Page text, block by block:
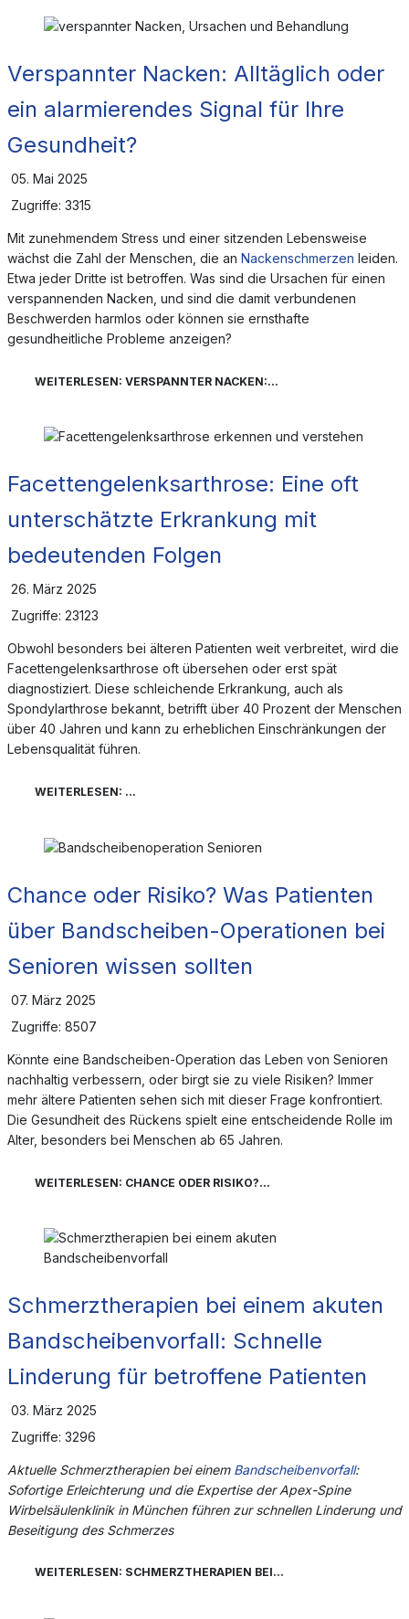
Verspannter Nacken: Alltäglich oder
ein alarmierendes Signal für Ihre
Gesundheit?
05. Mai 2025
Zugriffe: 3315
Mit zunehmendem Stress und einer sitzenden Lebensweise
wächst die Zahl der Menschen, die an Nackenschmerzen leiden.
Etwa jeder Dritte ist betroffen. Was sind die Ursachen für einen
verspannenden Nacken, und sind die damit verbundenen
Beschwerden harmlos oder können sie ernsthafte
gesundheitliche Probleme anzeigen?
WEITERLESEN: VERSPANNTER NACKEN:...
Facettengelenksarthrose: Eine oft
unterschätzte Erkrankung mit
bedeutenden Folgen
26. März 2025
Zugriffe: 23123
Obwohl besonders bei älteren Patienten weit verbreitet, wird die
Facettengelenksarthrose oft übersehen oder erst spät
diagnostiziert. Diese schleichende Erkrankung, auch als
Spondylarthrose bekannt, betrifft über 40 Prozent der Menschen
über 40 Jahren und kann zu erheblichen Einschränkungen der
Lebensqualität führen.
WEITERLESEN: ...
Chance oder Risiko? Was Patienten
über Bandscheiben-Operationen bei
Senioren wissen sollten
07. März 2025
Zugriffe: 8507
Könnte eine Bandscheiben-Operation das Leben von Senioren
nachhaltig verbessern, oder birgt sie zu viele Risiken? Immer
mehr ältere Patienten sehen sich mit dieser Frage konfrontiert.
Die Gesundheit des Rückens spielt eine entscheidende Rolle im
Alter, besonders bei Menschen ab 65 Jahren.
WEITERLESEN: CHANCE ODER RISIKO?...
Schmerztherapien bei einem akuten
Bandscheibenvorfall: Schnelle
Linderung für betroffene Patienten
03. März 2025
Zugriffe: 3296
Aktuelle Schmerztherapien bei einem Bandscheibenvorfall:
Sofortige Erleichterung und die Expertise der Apex-Spine
Wirbelsäulenklinik in München führen zur schnellen Linderung und
Beseitigung des Schmerzes
WEITERLESEN: SCHMERZTHERAPIEN BEI...